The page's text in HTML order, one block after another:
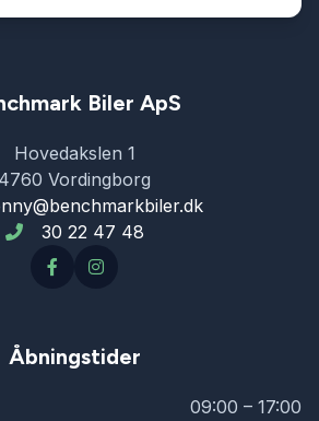
Biler ApS
Hovedakslen 1
4760 Vordingborg
30 22 47 48
Åbningstider
09:00 – 17:00